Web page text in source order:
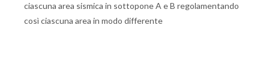
ciascuna area sismica in sottopone A e B regolamentando
così ciascuna area in modo differente